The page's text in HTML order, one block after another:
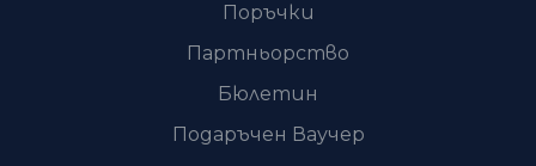
Поръчки
Партньорство
Бюлетин
Подаръчен Ваучер